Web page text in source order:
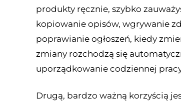
produkty ręcznie, szybko
kopiowanie opisów, wgrywanie
poprawianie ogłoszeń, kiedy
zmiany rozchodzą się
uporządkowanie codziennej
Drugą, bardzo ważną korzyścią